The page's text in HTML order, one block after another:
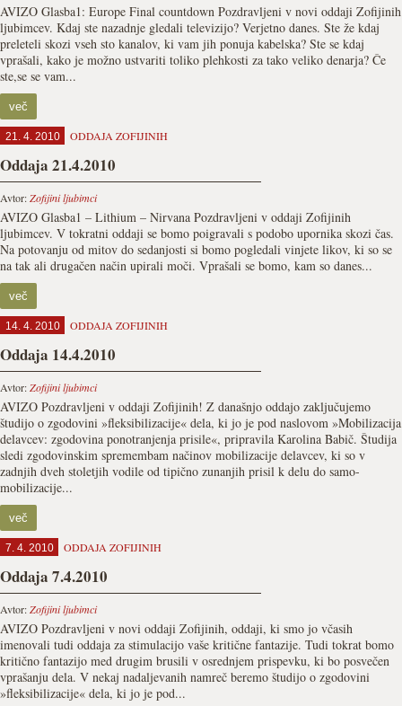
AVIZO Glasba1: Europe Final countdown Pozdravljeni v novi oddaji Zofijinih
ljubimcev. Kdaj ste nazadnje gledali televizijo? Verjetno danes. Ste že kdaj
preleteli skozi vseh sto kanalov, ki vam jih ponuja kabelska? Ste se kdaj
vprašali, kako je možno ustvariti toliko plehkosti za tako veliko denarja? Če
ste,se se vam...
več
21. 4. 2010 ODDAJA ZOFIJINIH
Oddaja 21.4.2010
Avtor:Zofijini ljubimci
AVIZO Glasba1 – Lithium – Nirvana Pozdravljeni v oddaji Zofijinih
ljubimcev. V tokratni oddaji se bomo poigravali s podobo upornika skozi čas.
Na potovanju od mitov do sedanjosti si bomo pogledali vinjete likov, ki so se
na tak ali drugačen način upirali moči. Vprašali se bomo, kam so danes...
več
14. 4. 2010 ODDAJA ZOFIJINIH
Oddaja 14.4.2010
Avtor:Zofijini ljubimci
AVIZO Pozdravljeni v oddaji Zofijinih! Z današnjo oddajo zaključujemo
študijo o zgodovini »fleksibilizacije« dela, ki jo je pod naslovom »Mobilizacija
delavcev: zgodovina ponotranjenja prisile«, pripravila Karolina Babič. Študija
sledi zgodovinskim spremembam načinov mobilizacije delavcev, ki so v
zadnjih dveh stoletjih vodile od tipično zunanjih prisil k delu do samo-
mobilizacije...
več
7. 4. 2010 ODDAJA ZOFIJINIH
Oddaja 7.4.2010
Avtor:Zofijini ljubimci
AVIZO Pozdravljeni v novi oddaji Zofijinih, oddaji, ki smo jo včasih
imenovali tudi oddaja za stimulacijo vaše kritične fantazije. Tudi tokrat bomo
kritično fantazijo med drugim brusili v osrednjem prispevku, ki bo posvečen
vprašanju dela. V nekaj nadaljevanih namreč beremo študijo o zgodovini
»fleksibilizacije« dela, ki jo je pod...